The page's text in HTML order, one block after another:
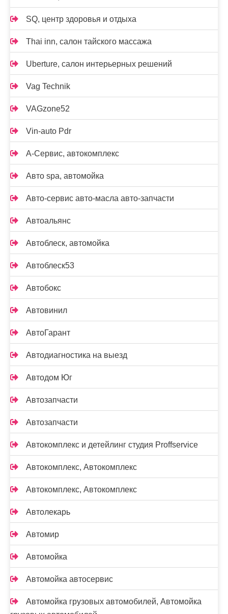
SQ, центр здоровья и отдыха
Thai inn, салон тайского массажа
Uberture, салон интерьерных решений
Vag Technik
VAGzone52
Vin-auto Pdr
А-Сервис, автокомплекс
Авто spa, автомойка
Авто-сервис авто-масла авто-запчасти
Автоальянс
Автоблеск, автомойка
Автоблеск53
Автобокс
Автовинил
АвтоГарант
Автодиагностика на выезд
Автодом Юг
Автозапчасти
Автозапчасти
Автокомплекс и детейлинг студия Proffservice
Автокомплекс, Автокомплекс
Автокомплекс, Автокомплекс
Автолекарь
Автомир
Автомойка
Автомойка автосервис
Автомойка грузовых автомобилей, Автомойка